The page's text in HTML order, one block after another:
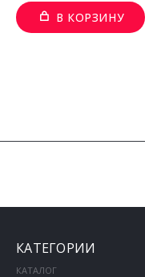
В КОРЗИНУ
КАТЕГОРИИ
КАТАЛОГ